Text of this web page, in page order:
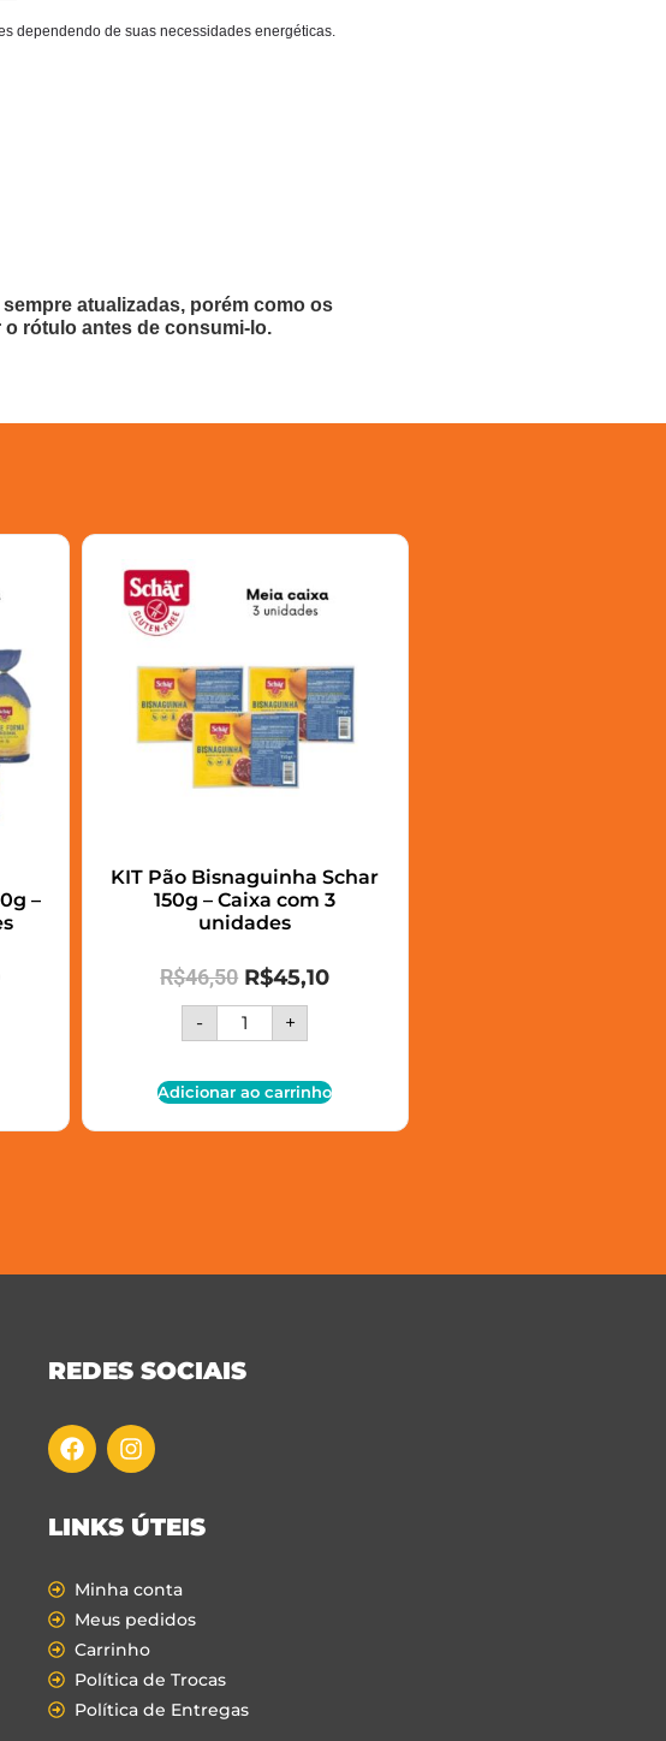
dependendo de suas necessidades energéticas.
atualizadas, porém como os
rótulo antes de consumi-lo.
–
KIT Pão Bisnaguinha Schar
150g – Caixa com 3
unidades
R$46,50 R$45,10
- +
Adicionar ao carrinho
REDES SOCIAIS
LINKS ÚTEIS
Minha conta
Meus pedidos
Carrinho
Política de Trocas
Política de Entregas